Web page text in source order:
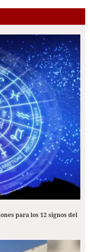
para los 12 signos del